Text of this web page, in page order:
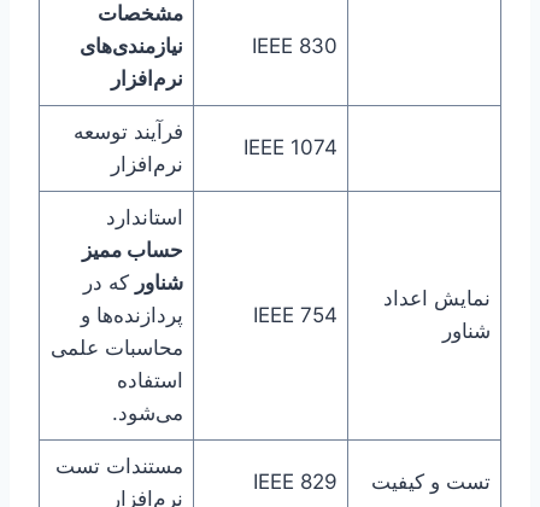
IEEE 830
مشخصات
نیازمندی‌های
نرم‌افزار
IEEE 1074
فرآیند توسعه
نرم‌افزار
نمایش اعداد
شناور
IEEE 754
استاندارد
حساب ممیز
شناور که در
پردازنده‌ها و
محاسبات علمی
استفاده
می‌شود.
تست و کیفیت IEEE 829
مستندات تست
نرم‌افزار